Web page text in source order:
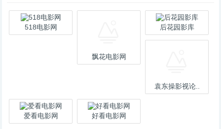
518电影网
飘花电影网
后花园影库
袁东操影视论..
爱看电影网 好看电影网